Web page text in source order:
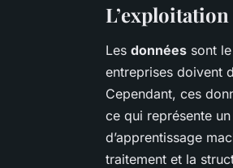
Les données sont
entreprises doivent
Cependant, ces
ce qui représente
d’apprentissage
traitement et la